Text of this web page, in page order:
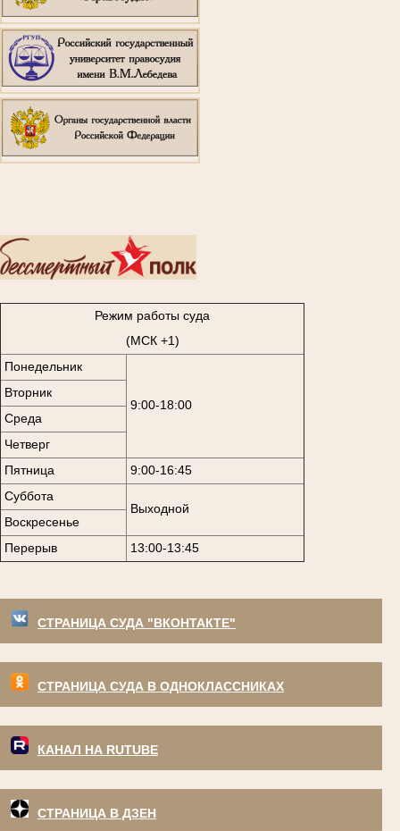
Режим работы суда
(МСК +1)
Понедельник
9:00-18:00
Вторник
Среда
Четверг
Пятница
9:00-16:45
Суббота
Выходной
Воскресенье
Перерыв
13:00-13:45
СТРАНИЦА СУДА "ВКОНТАКТЕ"
СТРАНИЦА СУДА В ОДНОКЛАССНИКАХ
КАНАЛ НА RUTUBE
СТРАНИЦА В ДЗЕН